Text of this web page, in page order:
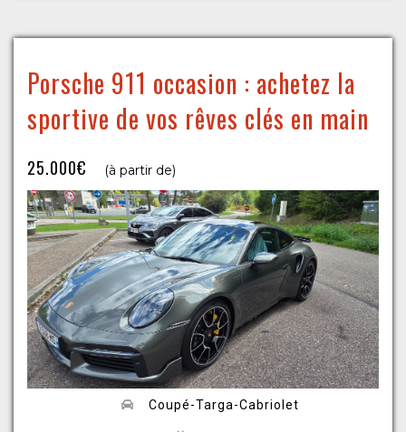
Porsche 911 occasion : achetez la
sportive de vos rêves clés en main
25.000€ (à partir de)
Coupé-Targa-Cabriolet